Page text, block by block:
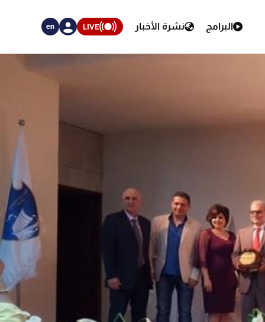
البرامج نشرة الأخبار LIVE
en